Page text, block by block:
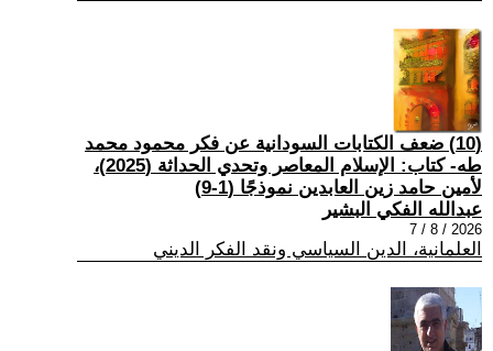
(10) ضعف الكتابات السودانية عن فكر محمود محمد
طه- كتاب: الإسلام المعاصر وتحدي الحداثة (2025)،
لأمين حامد زين العابدين نموذجًا (1-9)
عبدالله الفكي البشير
2026 / 8 / 7
العلمانية، الدين السياسي ونقد الفكر الديني